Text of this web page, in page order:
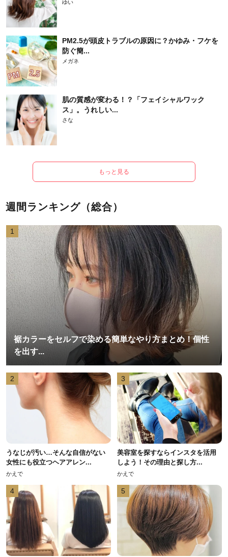
ゆい
PM2.5が頭皮トラブルの原因に？かゆみ・フケを
防ぐ簡...
メガネ
肌の質感が変わる！？「フェイシャルワック
ス」。うれしい...
さな
もっと見る
週間ランキング（総合）
1
裾カラーをセルフで染める簡単なやり方まとめ！個性
を出す...
2
うなじが汚い…そんな自信がない
女性にも役立つヘアアレン...
かえで
3
美容室を探すならインスタを活用
しよう！その理由と探し方...
かえで
4 5